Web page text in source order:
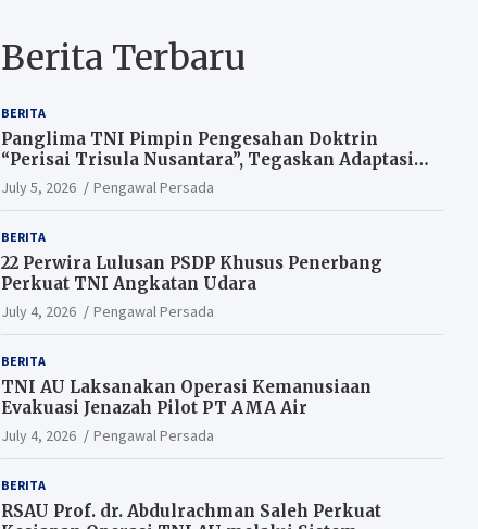
Berita Terbaru
BERITA
Panglima TNI Pimpin Pengesahan Doktrin
“Perisai Trisula Nusantara”, Tegaskan Adaptasi
TNI Hadapi Perang Modern
July 5, 2026 Pengawal Persada
BERITA
22 Perwira Lulusan PSDP Khusus Penerbang
Perkuat TNI Angkatan Udara
July 4, 2026 Pengawal Persada
BERITA
TNI AU Laksanakan Operasi Kemanusiaan
Evakuasi Jenazah Pilot PT AMA Air
July 4, 2026 Pengawal Persada
BERITA
RSAU Prof. dr. Abdulrachman Saleh Perkuat